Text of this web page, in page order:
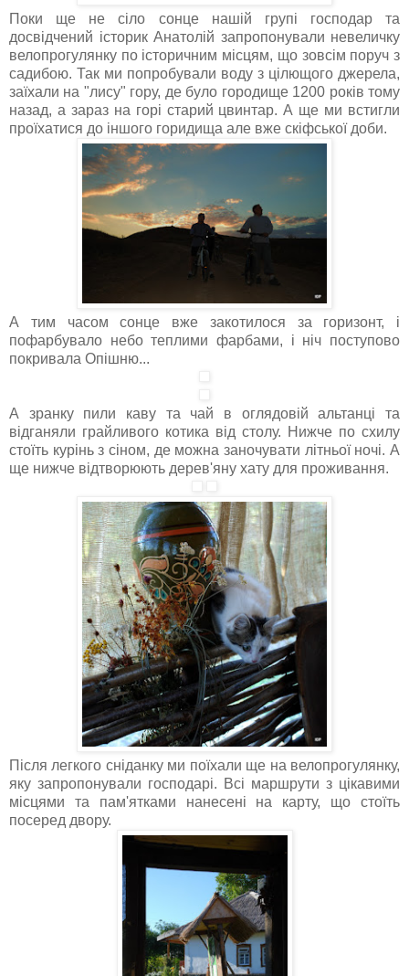
Поки ще не сіло сонце нашій групі господар та
досвідчений історик Анатолій запропонували невеличку
велопрогулянку по історичним місцям, що зовсім поруч з
садибою. Так ми попробували воду з цілющого джерела,
заїхали на "лису" гору, де було городище 1200 років тому
назад, а зараз на горі старий цвинтар. А ще ми встигли
проїхатися до іншого горидища але вже скіфської доби.
А тим часом сонце вже закотилося за горизонт, і
пофарбувало небо теплими фарбами, і ніч поступово
покривала Опішню...
А зранку пили каву та чай в оглядовій альтанці та
відганяли грайливого котика від столу. Нижче по схилу
стоїть курінь з сіном, де можна заночувати літньої ночі. А
ще нижче відтворюють дерев'яну хату для проживання.
Після легкого сніданку ми поїхали ще на велопрогулянку,
яку запропонували господарі. Всі маршрути з цікавими
місцями та пам'ятками нанесені на карту, що стоїть
посеред двору.